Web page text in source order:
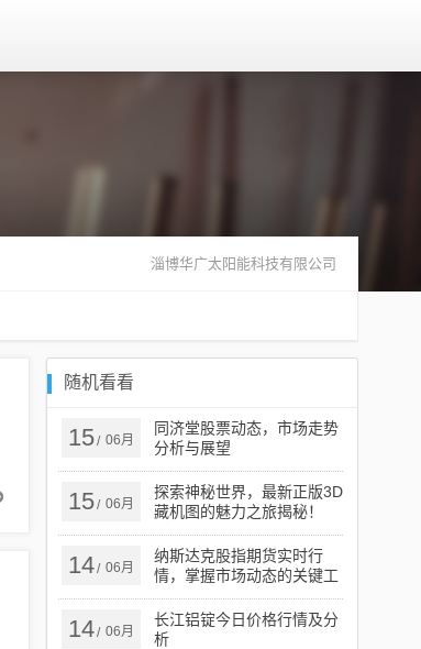
淄博华广太阳能科技有限公司
随机看看
15/ 06月
同济堂股票动态，市场走势
分析与展望
15/ 06月
探索神秘世界，最新正版3D
藏机图的魅力之旅揭秘！
14/ 06月
纳斯达克股指期货实时行
情，掌握市场动态的关键工
具
14/ 06月
长江铝锭今日价格行情及分
析